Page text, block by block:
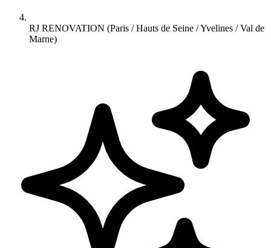
RJ RENOVATION (Paris / Hauts de Seine / Yvelines / Val de
Marne)